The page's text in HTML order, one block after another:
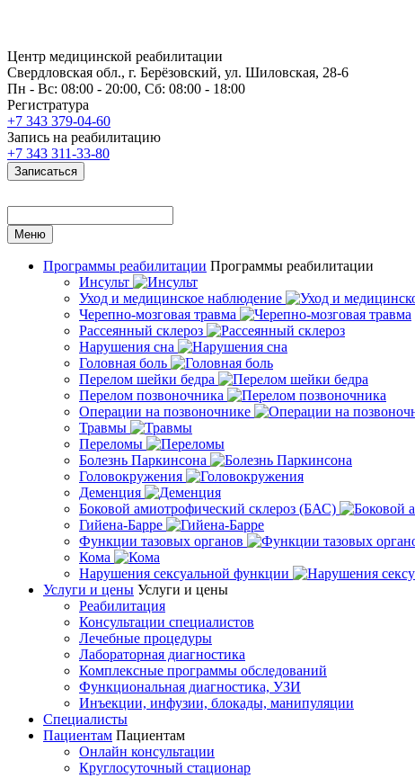
Центр медицинской реабилитации
Свердловская обл., г. Берёзовский, ул. Шиловская, 28-6
Пн - Вс: 08:00 - 20:00, Сб: 08:00 - 18:00
Регистратура
+7 343 379-04-60
Запись на реабилитацию
+7 343 311-33-80
Записаться
Меню
Программы реабилитации Программы реабилитации
Инсульт
Уход и медицинское наблюдение
Черепно-мозговая травма
Рассеянный склероз
Нарушения сна
Головная боль
Перелом шейки бедра
Перелом позвоночника
Операции на позвоночнике
Травмы
Переломы
Болезнь Паркинсона
Головокружения
Деменция
Боковой амиотрофический склероз (БАС)
Гийена-Барре
Функции тазовых органов
Кома
Нарушения сексуальной функции
Услуги и цены Услуги и цены
Реабилитация
Консультации специалистов
Лечебные процедуры
Лабораторная диагностика
Комплексные программы обследований
Функциональная диагностика, УЗИ
Инъекции, инфузии, блокады, манипуляции
Специалисты
Пациентам Пациентам
Онлайн консультации
Круглосуточный стационар